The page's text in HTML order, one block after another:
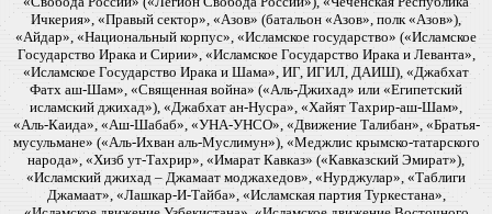
Ичкерия», «Правый сектор», «Азов» (батальон «Азов», полк «Азов»),
«Айдар», «Национальный корпус», «Исламское государство» («Исламское
Государство Ирака и Сирии», «Исламское Государство Ирака и Леванта»,
«Исламское Государство Ирака и Шама», ИГ, ИГИЛ, ДАИШ), «Джабхат
Фатх аш-Шам», «Священная война» («Аль-Джихад» или «Египетский
исламский джихад»), «Джабхат ан-Нусра», «Хайят Тахрир-аш-Шам»,
«Аль-Каида», «Аш-Шабаб», «УНА-УНСО», «Движение Талибан», «Братья-
мусульмане» («Аль-Ихван аль-Муслимун»), «Меджлис крымско-татарского
народа», «Хизб ут-Тахрир», «Имарат Кавказ» («Кавказский Эмират»),
«Исламский джихад – Джамаат моджахедов», «Нурджулар», «Таблиги
Джамаат», «Лашкар-И-Тайба», «Исламская партия Туркестана»,